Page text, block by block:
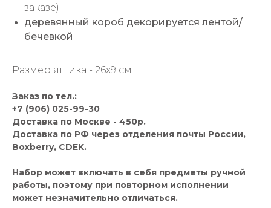
заказе)
деревянный короб декорируется лентой/
бечевкой
Размер ящика - 26х9 см
Заказ по тел.:
+7 (906) 025-99-30
Доставка по Москве - 450р.
Доставка по РФ через отделения почты России,
Boxberry, CDEK.
Набор может включать в себя предметы ручной
работы, поэтому при повторном исполнении
может незначительно отличаться.